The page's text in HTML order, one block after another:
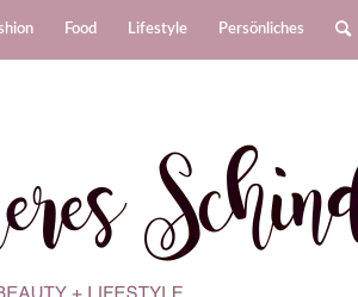
Food Lifestyle Persönliches